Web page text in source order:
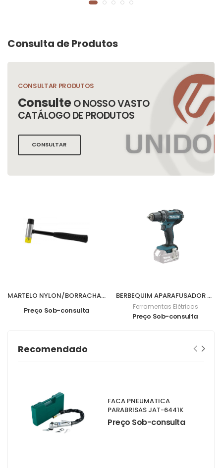
Consulta de Produtos
CONSULTAR PRODUTOS
ConsulteO NOSSO VASTO
CATÁLOGO DE PRODUTOS
CONSULTAR
MARTELO NYLON/BORRACHA 840grs M07016
Preço Sob-consulta
BERBEQUIM APARAFUSADOR BL 18V 62Nm DDF482Z
Ferramentas Elétricas
Preço Sob-consulta
Recomendado
FACA PNEUMATICA
PARABRISAS JAT-6441K
Preço Sob-consulta